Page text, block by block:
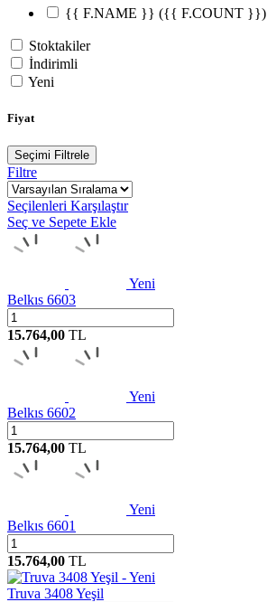
{{ F.NAME }} ({{ F.COUNT }})
Stoktakiler
İndirimli
Yeni
Fiyat
Seçimi Filtrele
Filtre
Seçilenleri Karşılaştır
Seç ve Sepete Ekle
Yeni
Belkıs 6603
15.764,00 TL
Yeni
Belkıs 6602
15.764,00 TL
Yeni
Belkıs 6601
15.764,00 TL
Yeni
Truva 3408 Yeşil